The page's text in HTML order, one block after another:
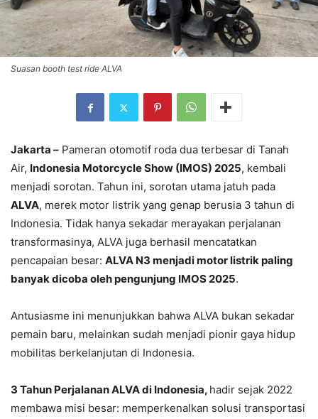
Suasan booth test ride ALVA
Jakarta – Pameran otomotif roda dua terbesar di Tanah
Air, Indonesia Motorcycle Show (IMOS) 2025, kembali
menjadi sorotan. Tahun ini, sorotan utama jatuh pada
ALVA, merek motor listrik yang genap berusia 3 tahun di
Indonesia. Tidak hanya sekadar merayakan perjalanan
transformasinya, ALVA juga berhasil mencatatkan
pencapaian besar: ALVA N3 menjadi motor listrik paling
banyak dicoba oleh pengunjung IMOS 2025.
Antusiasme ini menunjukkan bahwa ALVA bukan sekadar
pemain baru, melainkan sudah menjadi pionir gaya hidup
mobilitas berkelanjutan di Indonesia.
3 Tahun Perjalanan ALVA di Indonesia, hadir sejak 2022
membawa misi besar: memperkenalkan solusi transportasi